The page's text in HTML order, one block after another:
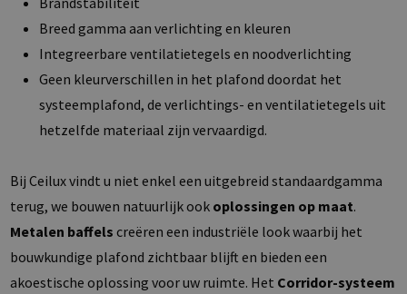
Breed gamma aan verlichting en kleuren
Integreerbare ventilatietegels en noodverlichting
Geen kleurverschillen in het plafond doordat het
systeemplafond, de verlichtings- en ventilatietegels uit
hetzelfde materiaal zijn vervaardigd.
Bij Ceilux vindt u niet enkel een uitgebreid standaardgamma
terug, we bouwen natuurlijk ook oplossingen op maat.
Metalen baffels creëren een industriële look waarbij het
bouwkundige plafond zichtbaar blijft en bieden een
akoestische oplossing voor uw ruimte. Het Corridor-systeem